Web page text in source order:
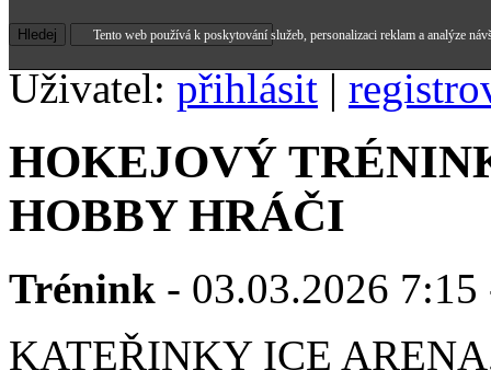
Uživatel: přihlásit |
HOKEJOVÝ
HOBBY HRÁČI
Trénink - 03.03.2026 7:15
KATEŘINKY ICE
Tento web používá k poskytování služeb, personalizaci reklam a analýze